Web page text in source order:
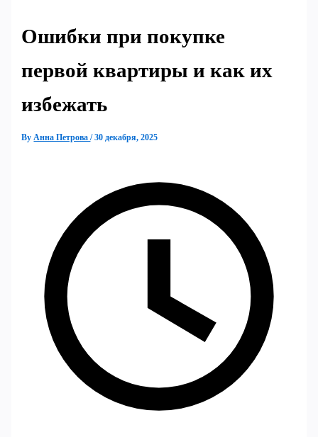
Ошибки при покупке
первой квартиры и как их
избежать
ByАнна Петрова/30 декабря, 2025